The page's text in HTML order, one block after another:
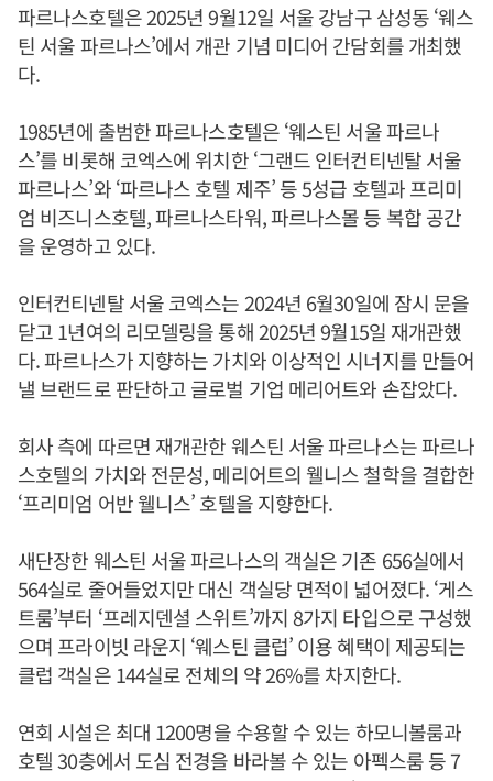
파르나스호텔은 2025년 9월12일 서울 강남구 삼성동 ‘웨스
틴 서울 파르나스’에서 개관 기념 미디어 간담회를 개최했
다.
1985년에 출범한 파르나스호텔은 ‘웨스틴 서울 파르나
스’를 비롯해 코엑스에 위치한 ‘그랜드 인터컨티넨탈 서울
파르나스’와 ‘파르나스 호텔 제주’ 등 5성급 호텔과 프리미
엄 비즈니스호텔, 파르나스타워, 파르나스몰 등 복합 공간
을 운영하고 있다.
인터컨티넨탈 서울 코엑스는 2024년 6월30일에 잠시 문을
닫고 1년여의 리모델링을 통해 2025년 9월15일 재개관했
다. 파르나스가 지향하는 가치와 이상적인 시너지를 만들어
낼 브랜드로 판단하고 글로벌 기업 메리어트와 손잡았다.
회사 측에 따르면 재개관한 웨스틴 서울 파르나스는 파르나
스호텔의 가치와 전문성, 메리어트의 웰니스 철학을 결합한
‘프리미엄 어반 웰니스’ 호텔을 지향한다.
새단장한 웨스틴 서울 파르나스의 객실은 기존 656실에서
564실로 줄어들었지만 대신 객실당 면적이 넓어졌다. ‘게스
트룸’부터 ‘프레지덴셜 스위트’까지 8가지 타입으로 구성했
으며 프라이빗 라운지 ‘웨스틴 클럽’ 이용 혜택이 제공되는
클럽 객실은 144실로 전체의 약 26%를 차지한다.
연회 시설은 최대 1200명을 수용할 수 있는 하모니볼룸과
호텔 30층에서 도심 전경을 바라볼 수 있는 아펙스룸 등 7